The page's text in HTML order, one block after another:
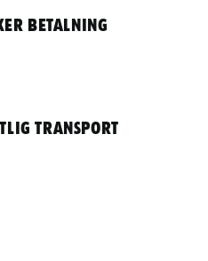
betalning
transport